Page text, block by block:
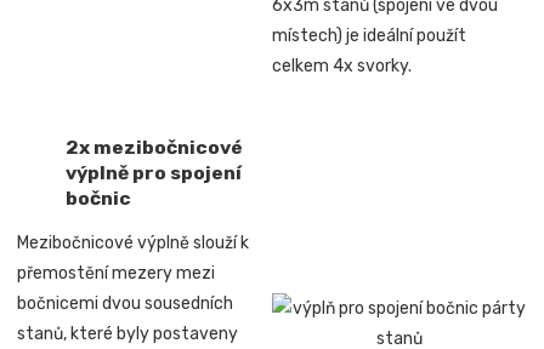
6x3m stanů (spojení ve dvou
místech) je ideální použít
celkem 4x svorky.
2x mezibočnicové
výplně pro spojení
bočnic
Mezibočnicové výplně slouží k
přemostění mezery mezi
bočnicemi dvou sousedních
stanů, které byly postaveny